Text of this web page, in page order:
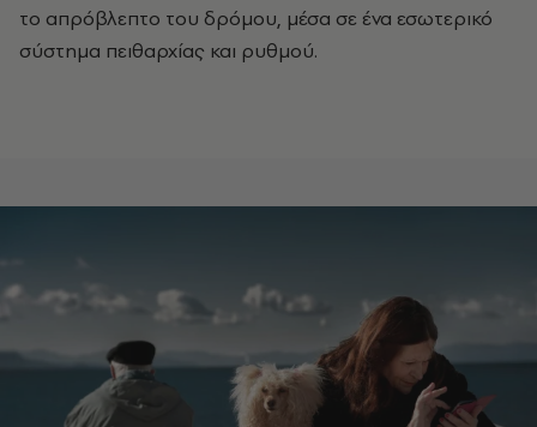
το απρόβλεπτο του δρόμου, μέσα σε ένα εσωτερικό
σύστημα πειθαρχίας και ρυθμού.